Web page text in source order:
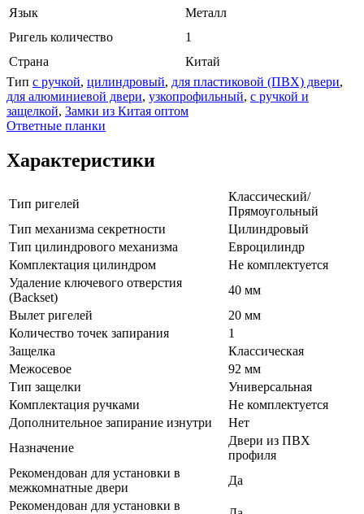
Язык
Металл
Ригель количество
1
Страна
Китай
Тип с ручкой, цилиндровый, для пластиковой (ПВХ) двери,
для алюминиевой двери, узкопрофильный, с ручкой и
защелкой, Замки из Китая оптом
Ответные планки
Характеристики
Тип ригелей
Классический/
Прямоугольный
Тип механизма секретности
Цилиндровый
Тип цилиндрового механизма
Евроцилиндр
Комплектация цилиндром
Не комплектуется
Удаление ключевого отверстия
(Backset)
40 мм
Вылет ригелей
20 мм
Количество точек запирания
1
Защелка
Классическая
Межосевое
92 мм
Тип защелки
Универсальная
Комплектация ручками
Не комплектуется
Дополнительное запирание изнутри
Нет
Назначение
Двери из ПВХ
профиля
Рекомендован для установки в
межкомнатные двери
Да
Рекомендован для установки в